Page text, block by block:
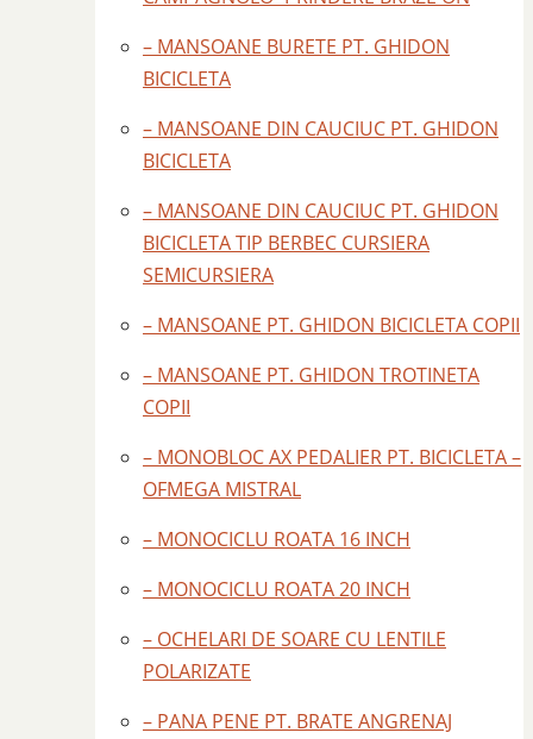
– MANSOANE BURETE PT. GHIDON
BICICLETA
– MANSOANE DIN CAUCIUC PT. GHIDON
BICICLETA
– MANSOANE DIN CAUCIUC PT. GHIDON
BICICLETA TIP BERBEC CURSIERA
SEMICURSIERA
– MANSOANE PT. GHIDON BICICLETA COPII
– MANSOANE PT. GHIDON TROTINETA
COPII
– MONOBLOC AX PEDALIER PT. BICICLETA –
OFMEGA MISTRAL
– MONOCICLU ROATA 16 INCH
– MONOCICLU ROATA 20 INCH
– OCHELARI DE SOARE CU LENTILE
POLARIZATE
– PANA PENE PT. BRATE ANGRENAJ